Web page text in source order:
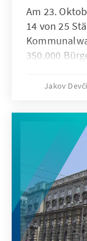
Am 23.
14 von 25
350.000
Möglichkeit
bedeutender
sehen, der
Parlaments-
wirft.
Jakov